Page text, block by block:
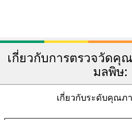
เกี่ยวกับการตรวจวัดคุ
มลพิษ:
เกี่ยวกับระดับคุณภ